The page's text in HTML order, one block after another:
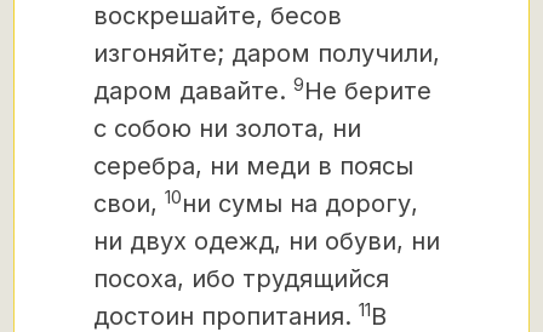
воскрешайте, бесов
изгоняйте; даром получили,
даром давайте. 9Не берите
с собою ни золота, ни
серебра, ни меди в поясы
свои, 10ни сумы на дорогу,
ни двух одежд, ни обуви, ни
посоха, ибо трудящийся
достоин пропитания. 11В